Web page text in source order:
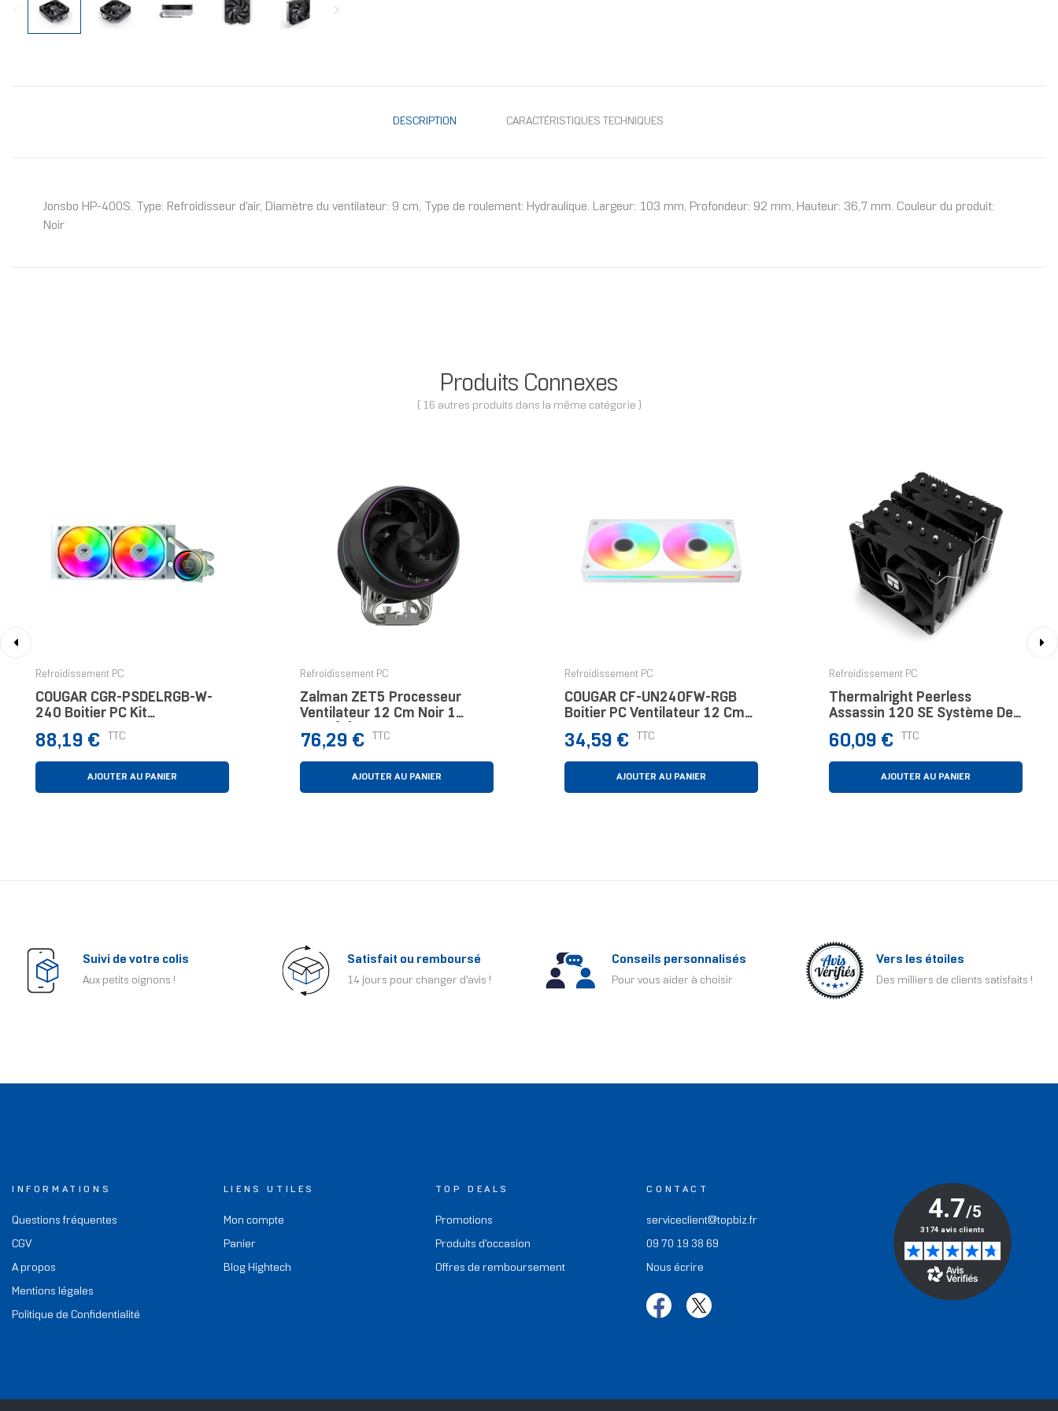
DESCRIPTION CARACTÉRISTIQUES TECHNIQUES
Jonsbo HP-400S. Type: Refroidisseur d'air, Diamètre du ventilateur: 9 cm, Type de roulement: Hydraulique. Largeur: 103 mm, Profondeur: 92 mm, Hauteur: 36,7 mm. Couleur du produit:
Noir
Produits Connexes
( 16 autres produits dans la même catégorie )
Refroidissement PC
COUGAR CGR-PSDELRGB-W-
240 Boitier PC Kit
Watercooling Blanc
Prix
88,19 € TTC
AJOUTER AU PANIER
Refroidissement PC
Zalman ZET5 Processeur
Ventilateur 12 Cm Noir 1
Prix
76,29 € TTC
AJOUTER AU PANIER
Refroidissement PC
COUGAR CF-UN240FW-RGB
Boitier PC Ventilateur 12 Cm
Prix
34,59 € TTC
AJOUTER AU PANIER
Refroidissement PC
Thermalright Peerless
Assassin 120 SE Système De
Refroidissement D’ordinateur
Processeur Refroidisseur D'air
12 Cm Noir 1 Pièce(
Prix
60,09 € TTC
AJOUTER AU PANIER
Suivi de votre colis
Aux petits oignons !
Satisfait ou remboursé
14 jours pour changer d'avis !
Conseils personnalisés
Pour vous aider à choisir
Vers les étoiles
Des milliers de clients satisfaits !
INFORMATIONS
Questions fréquentes
CGV
A propos
Mentions légales
Politique de Confidentialité
LIENS UTILES
Mon compte
Panier
Blog Hightech
TOP DEALS
Promotions
Produits d'occasion
Offres de remboursement
CONTACT
serviceclient@topbiz.fr
09 70 19 38 69
Nous écrire